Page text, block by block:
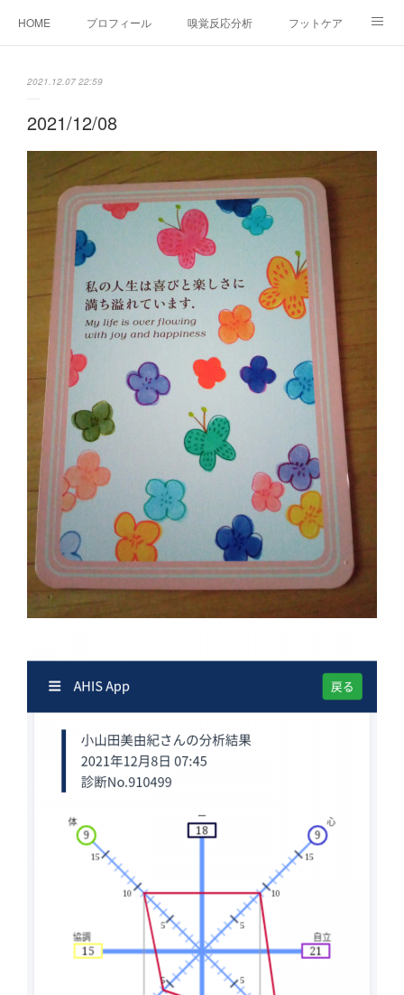
HOME プロフィール 嗅覚反応分析 フットケア
2021.12.07 22:59
2021/12/08